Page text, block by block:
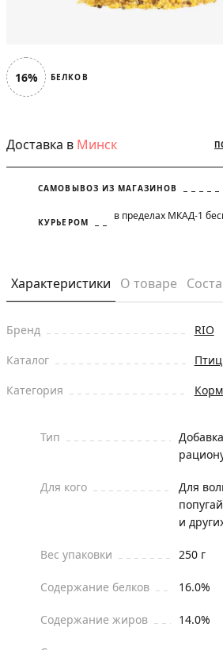
16% БЕЛКОВ
Доставка в Минск
САМОВЫВОЗ ИЗ МАГАЗИНОВ
КУРЬЕРОМ в пределах МКАД-1
Характеристики О товаре
Бренд
RIO
Каталог
Категория
Тип
Для кого
Для
и
Вес упаковки 250 г
Содержание белков 16.0%
Содержание жиров 14.0%